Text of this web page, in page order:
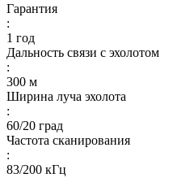
Гарантия
:
1 год
Дальность связи с эхолотом
:
300 м
Ширина луча эхолота
:
60/20 град
Частота сканирования
:
83/200 кГц